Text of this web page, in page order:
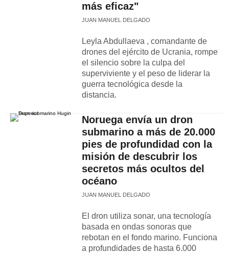
más eficaz"
JUAN MANUEL DELGADO
Leyla Abdullaeva , comandante de
drones del ejército de Ucrania, rompe
el silencio sobre la culpa del
superviviente y el peso de liderar la
guerra tecnológica desde la
distancia.
Noruega envía un dron
submarino a más de 20.000
pies de profundidad con la
misión de descubrir los
secretos más ocultos del
océano
JUAN MANUEL DELGADO
El dron utiliza sonar, una tecnología
basada en ondas sonoras que
rebotan en el fondo marino. Funciona
a profundidades de hasta 6.000